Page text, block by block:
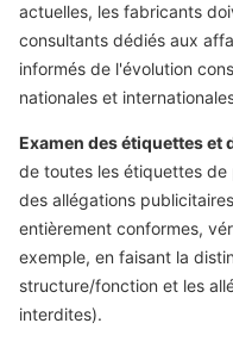
actuelles, les fabricants
consultants dédiés aux
informés de l'évolution
nationales et
Examen des étiquettes et
de toutes les étiquettes
des allégations
entièrement conformes,
exemple, en faisant la
structure/fonction et les
interdites).